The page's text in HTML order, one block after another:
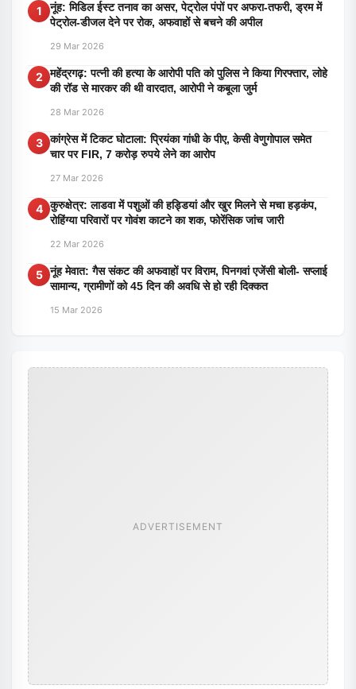
1
नूंह: मिडिल ईस्ट तनाव का असर, पेट्रोल पंपों पर अफरा-तफरी, ड्रम में
पेट्रोल-डीजल देने पर रोक, अफवाहों से बचने की अपील
29 Mar 2026
2
महेंद्रगढ़: पत्नी की हत्या के आरोपी पति को पुलिस ने किया गिरफ्तार, लोहे
की रॉड से मारकर की थी वारदात, आरोपी ने कबूला जुर्म
28 Mar 2026
3 कांग्रेस में टिकट घोटाला: प्रियंका गांधी के पीए, केसी वेणुगोपाल समेत
चार पर FIR, 7 करोड़ रुपये लेने का आरोप
27 Mar 2026
4 कुरुक्षेत्र: लाडवा में पशुओं की हड्डियां और खुर मिलने से मचा हड़कंप,
रोहिंग्या परिवारों पर गोवंश काटने का शक, फोरेंसिक जांच जारी
22 Mar 2026
5 नूंह मेवात: गैस संकट की अफवाहों पर विराम, पिनगवां एजेंसी बोली- सप्लाई
सामान्य, ग्रामीणों को 45 दिन की अवधि से हो रही दिक्कत
15 Mar 2026
ADVERTISEMENT